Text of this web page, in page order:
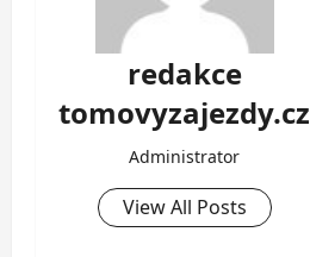
redakce
tomovyzajezdy.cz
Administrator
View All Posts